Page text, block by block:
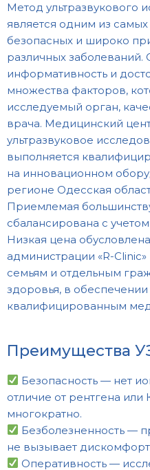
Метод ультразвукового
является одним из
безопасных и широко
различных заболеваний.
информативность и
множества факторов,
исследуемый орган,
врача. Медицинский
ультразвуковое
выполняется
на инновационном
регионе Одесская
Приемлемая
сбалансирована с
Низкая цена
администрации «R-
семьям и отдельным
здоровья, в
квалифицированным
Преимущества
Безопасность — нет
отличие от рентгена
многократно.
Безболезненность —
не вызывает
Оперативность —